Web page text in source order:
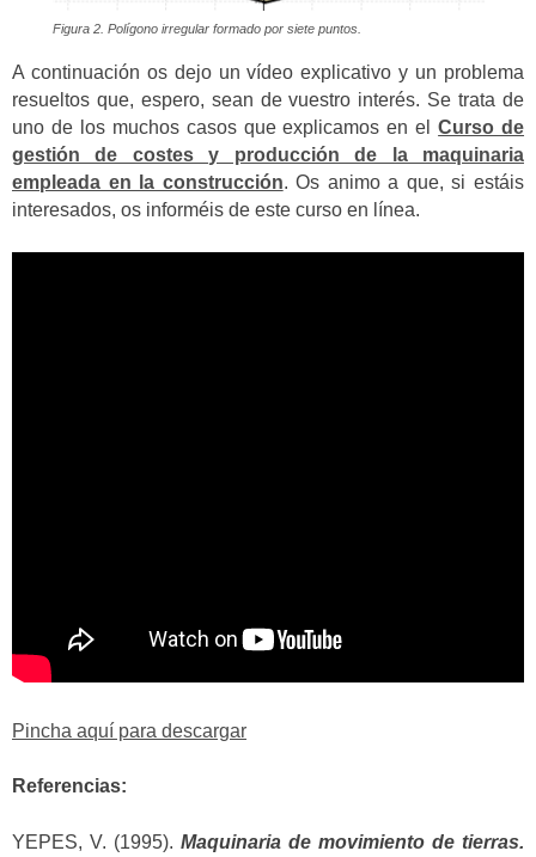
Figura 2. Polígono irregular formado por siete puntos.
A continuación os dejo un vídeo explicativo y un problema
resueltos que, espero, sean de vuestro interés. Se trata de
uno de los muchos casos que explicamos en elCurso de
gestión de costes y producción de la maquinaria
empleada en la construcción. Os animo a que, si estáis
interesados, os informéis de este curso en línea.
Pincha aquí para descargar
Referencias:
YEPES, V. (1995). Maquinaria de movimiento de tierras.